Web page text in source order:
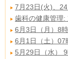
7月23日(火)、
歯科の健康管理:
6月3日（月）8
6月1日（土）07
5月29日（水）